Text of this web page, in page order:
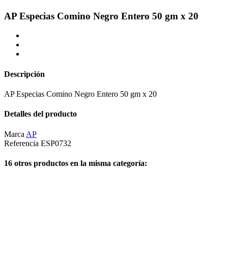
AP Especias Comino Negro Entero 50 gm x 20
Descripción
AP Especias Comino Negro Entero 50 gm x 20
Detalles del producto
Marca AP
Referencia ESP0732
16 otros productos en la misma categoría: